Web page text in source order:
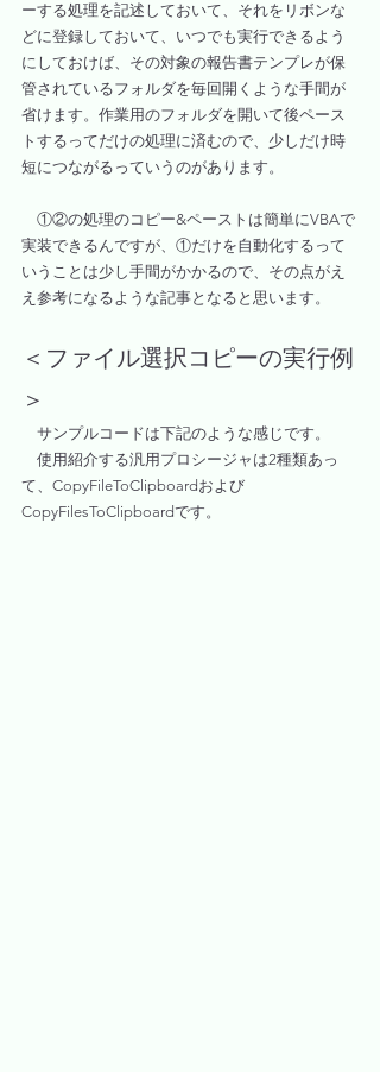
ーする処理を記述しておいて、それをリボンな
どに登録しておいて、いつでも実行できるよう
にしておけば、その対象の報告書テンプレが保
管されているフォルダを毎回開くような手間が
省けます。作業用のフォルダを開いて後ペース
トするってだけの処理に済むので、少しだけ時
短につながるっていうのがあります。
①②の処理のコピー&ペーストは簡単にVBAで
実装できるんですが、①だけを自動化するって
いうことは少し手間がかかるので、その点がえ
え参考になるような記事となると思います。
＜ファイル選択コピーの実行例
＞
サンプルコードは下記のような感じです。
使用紹介する汎用プロシージャは2種類あっ
て、CopyFileToClipboardおよび
CopyFilesToClipboardです。